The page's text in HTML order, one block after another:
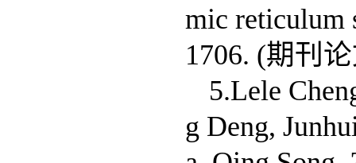
mic reticulum
1706. (期刊
5.Lele
g Deng,